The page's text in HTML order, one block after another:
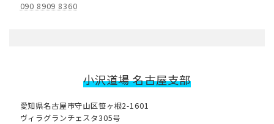
090 8909 8360
小沢道場名古屋支部
愛知県名古屋市守山区笹ヶ根2-1601
ヴィラグランチェスタ305号